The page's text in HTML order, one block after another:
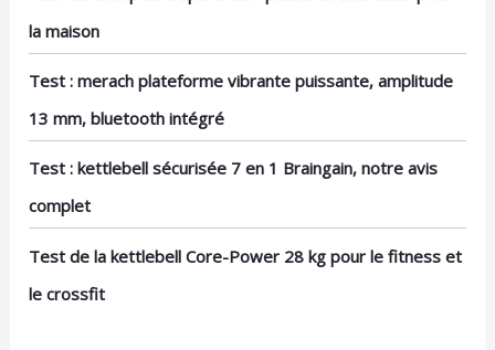
la maison
Test : merach plateforme vibrante puissante, amplitude
13 mm, bluetooth intégré
Test : kettlebell sécurisée 7 en 1 Braingain, notre avis
complet
Test de la kettlebell Core-Power 28 kg pour le fitness et
le crossfit